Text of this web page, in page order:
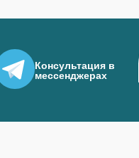
Консультация в
мессенджерах